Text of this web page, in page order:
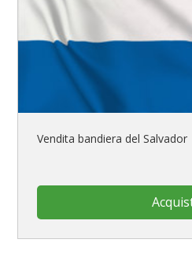
Vendita bandiera del Salvador